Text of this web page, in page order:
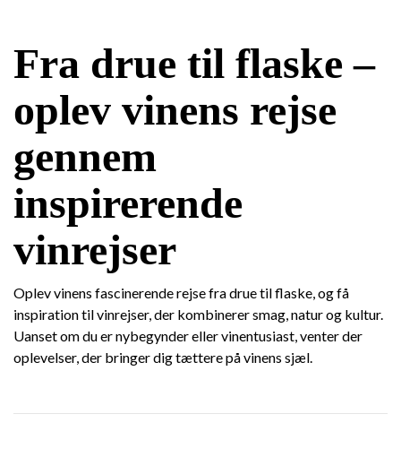
Fra drue til flaske –
oplev vinens rejse
gennem
inspirerende
vinrejser
Oplev vinens fascinerende rejse fra drue til flaske, og få
inspiration til vinrejser, der kombinerer smag, natur og kultur.
Uanset om du er nybegynder eller vinentusiast, venter der
oplevelser, der bringer dig tættere på vinens sjæl.